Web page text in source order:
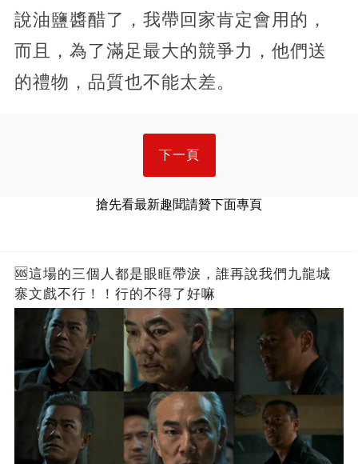
說油鹽醬醋了，我帶回家肯定會用的，
而且，為了滿足最大的競爭力，他們送
的禮物，品質也不能太差。
下一頁
搶先看最新趣聞請贊下面專頁
🆘這場的三個人都是眼眶帶淚，誰再說我們九龍城
寨文戲不行！！行的不得了好嘛